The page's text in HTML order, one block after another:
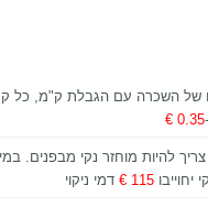
של השכרה עם הגבלת ק"מ, כל
0.35 €
צריך להיות מוחזר נקי מבפנים.
יחוייבו
דמי ניקוי